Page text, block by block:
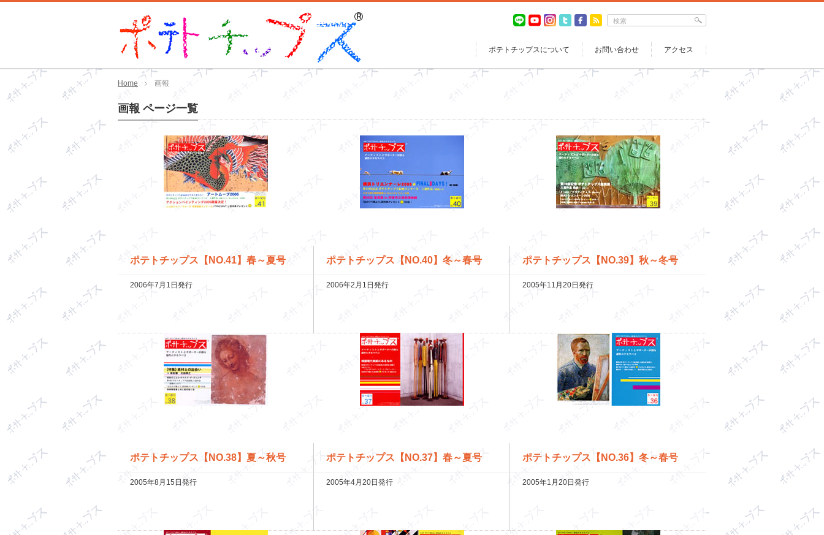
ポテトチップスについて お問い合わせ アクセス
Home 画報
画報 ページ一覧
ポテトチップス【NO.41】春～夏号
2006年7月1日発行
ポテトチップス【NO.40】冬～春号
2006年2月1日発行
ポテトチップス【NO.39】秋～冬号
2005年11月20日発行
ポテトチップス【NO.38】夏～秋号
2005年8月15日発行
ポテトチップス【NO.37】春～夏号
2005年4月20日発行
ポテトチップス【NO.36】冬～春号
2005年1月20日発行